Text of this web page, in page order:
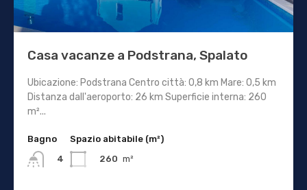
Casa vacanze a Podstrana, Spalato
Ubicazione: Podstrana Centro città: 0,8 km Mare: 0,5 km
Distanza dall'aeroporto: 26 km Superficie interna: 260
m²...
Bagno
4
Spazio abitabile (m²)
260 m²